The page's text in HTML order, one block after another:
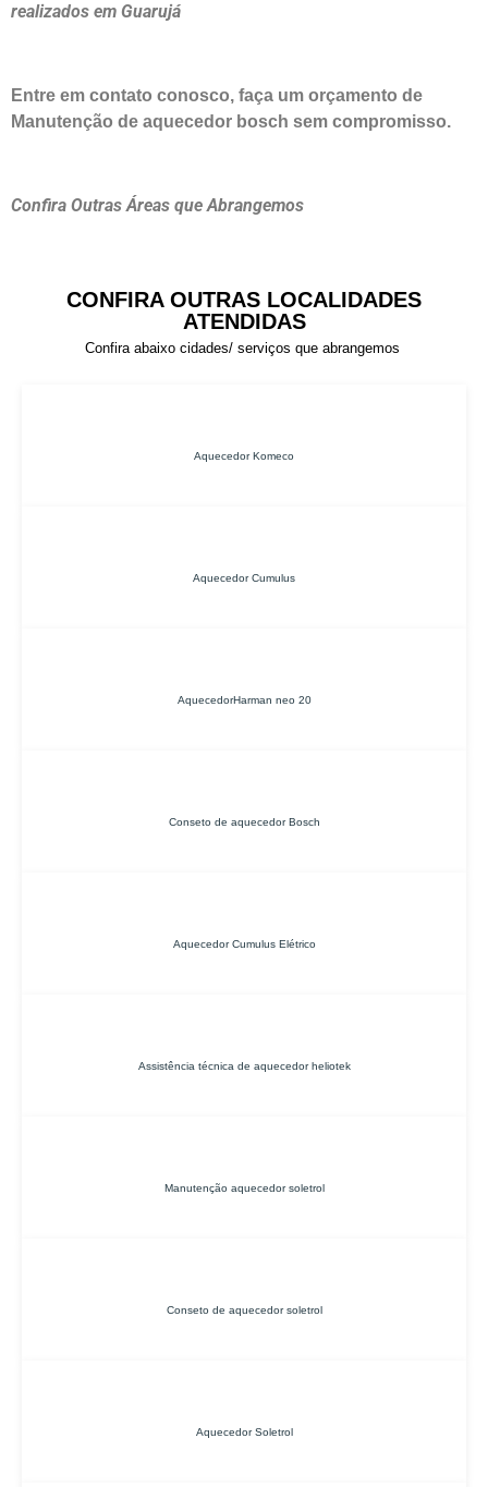
realizados em Guarujá
Entre em contato conosco, faça um orçamento de
Manutenção de aquecedor bosch sem compromisso.
Confira Outras Áreas que Abrangemos
CONFIRA OUTRAS LOCALIDADES
ATENDIDAS
Confira abaixo cidades/ serviços que abrangemos
Aquecedor Komeco
Aquecedor Cumulus
AquecedorHarman neo 20
Conseto de aquecedor Bosch
Aquecedor Cumulus Elétrico
Assistência técnica de aquecedor heliotek
Manutenção aquecedor soletrol
Conseto de aquecedor soletrol
Aquecedor Soletrol